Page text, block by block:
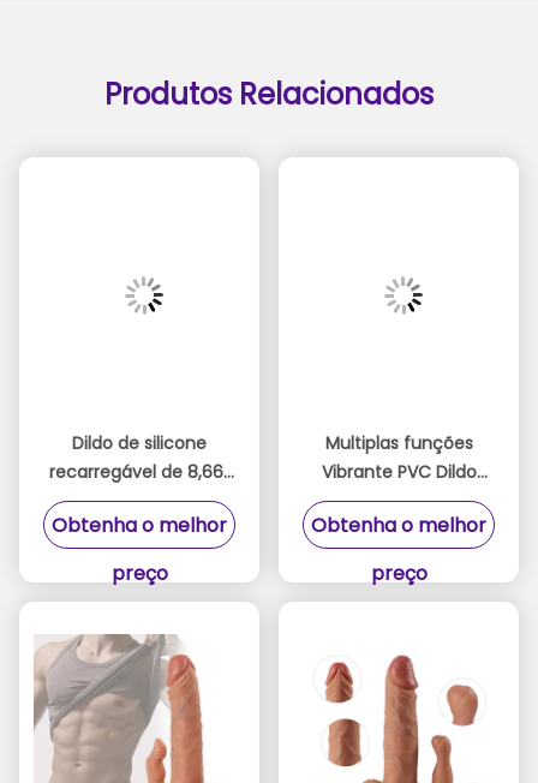
Produtos Relacionados
Dildo de silicone
recarregável de 8,66"
Premium com
comando remoto,
Obtenha o melhor
preço
Multiplas funções
Vibrante PVC Dildo
Corpo Seguro Com
Controle Remoto Para
Obtenha o melhor
preço